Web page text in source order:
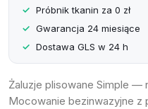
Próbnik tkanin za 0 zł
Gwarancja 24 miesiące
Dostawa GLS w 24 h
Żaluzje plisowane Simple —
Mocowanie bezinwazyjne